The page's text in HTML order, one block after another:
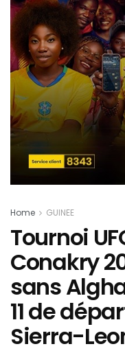
Home GUINEE
Tournoi
Conakry
sans
11 de
Sierra-